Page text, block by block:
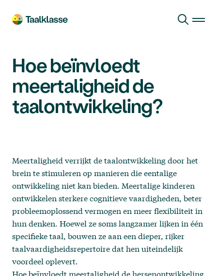
Hoe beïnvloedt
meertaligheid de
taalontwikkeling?
Meertaligheid verrijkt de taalontwikkeling door het
brein te stimuleren op manieren die eentalige
ontwikkeling niet kan bieden. Meertalige kinderen
ontwikkelen sterkere cognitieve vaardigheden, beter
probleemoplossend vermogen en meer flexibiliteit in
hun denken. Hoewel ze soms langzamer lijken in één
specifieke taal, bouwen ze aan een dieper, rijker
taalvaardigheidsrepertoire dat hen uiteindelijk
voordeel oplevert.
Hoe beïnvloedt meertaligheid de hersenontwikkeling